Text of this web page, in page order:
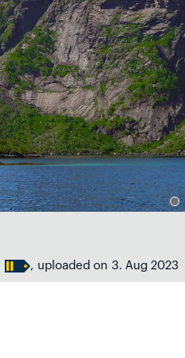
, uploaded on 3. Aug 2023